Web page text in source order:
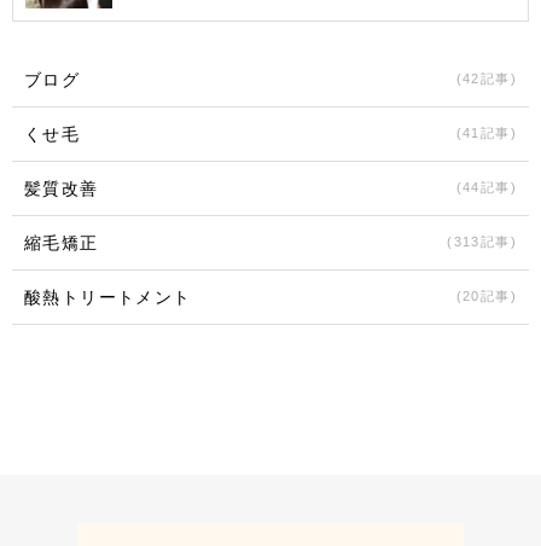
ブログ (42記事)
くせ毛 (41記事)
髪質改善 (44記事)
縮毛矯正 (313記事)
酸熱トリートメント (20記事)